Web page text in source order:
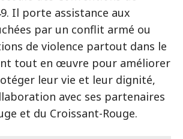
Il porte assistance aux
par un conflit armé ou
de violence partout dans le
tout en œuvre pour améliorer
leur vie et leur dignité,
avec ses partenaires
et du Croissant-Rouge.